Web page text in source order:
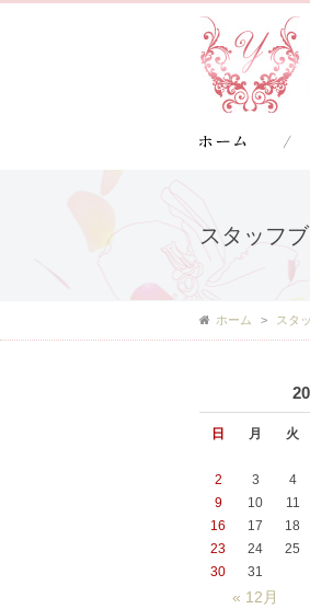
スタッフ
ホーム スタ
日 月 火
« 12月
2
3 4
9
10 11
16
17 18
23
24 25
30
31